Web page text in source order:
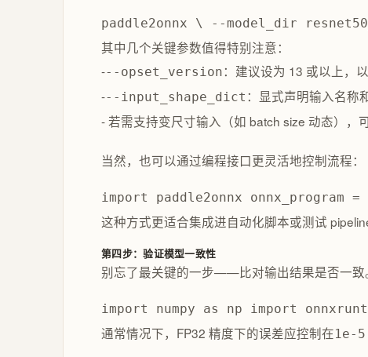
paddle2onnx \ --model_dir
其中几个关键参数值得特别注意：
---opset_version：建议设为 13 或以上，
---input_shape_dict ：显式声明输入名称
- 若需支持变尺寸输入（如 batch size 动态），
当然，也可以通过编程接口更灵活地控制流程：
import paddle2onnx
这种方式更适合集成进自动化脚本或测试
第四步：验证模型一致性
别忘了最关键的一步——比对输出结果是否一致
import numpy as np import
通常情况下，FP32 精度下的误差应控制在1e-